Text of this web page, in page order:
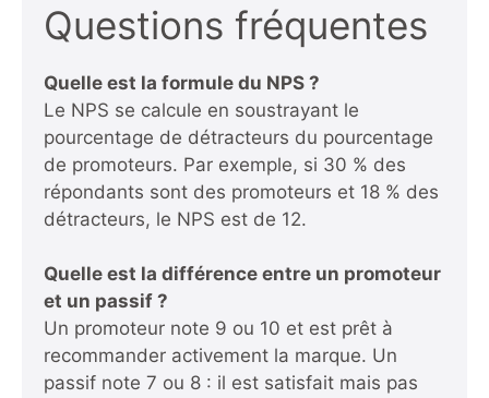
Questions fréquentes
Quelle est la formule du NPS ?
Le NPS se calcule en soustrayant le
pourcentage de détracteurs du pourcentage
de promoteurs. Par exemple, si 30 % des
répondants sont des promoteurs et 18 % des
détracteurs, le NPS est de 12.
Quelle est la différence entre un promoteur
et un passif ?
Un promoteur note 9 ou 10 et est prêt à
recommander activement la marque. Un
passif note 7 ou 8 : il est satisfait mais pas